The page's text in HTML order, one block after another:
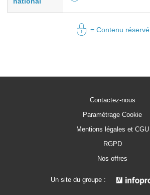
= Contenu réservé
Contactez-nous
Paramétrage Cookie
Mentions légales et CGU
RGPD
Nos offres
Un site du groupe :